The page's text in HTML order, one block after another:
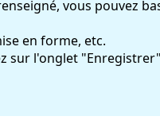
vous pouvez
en forme, etc.
sur l'onglet